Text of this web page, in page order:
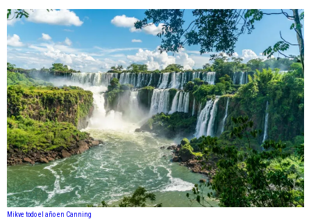
Mikve todo el año en Canning